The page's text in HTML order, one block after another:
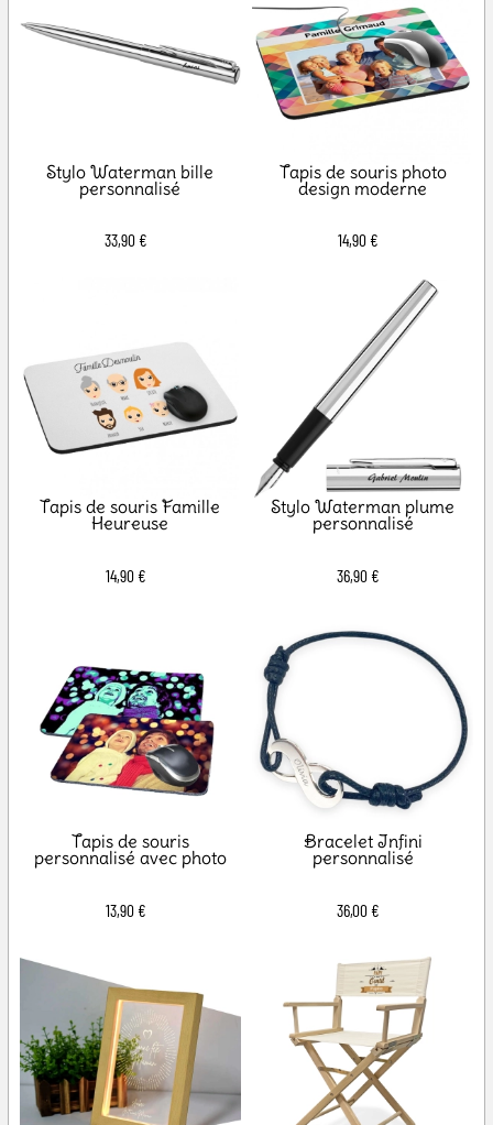
Stylo Waterman bille
personnalisé
33,90 €
Tapis de souris photo
design moderne
14,90 €
Tapis de souris Famille
Heureuse
14,90 €
Stylo Waterman plume
personnalisé
36,90 €
Tapis de souris
personnalisé avec photo
13,90 €
Bracelet Infini
personnalisé
36,00 €